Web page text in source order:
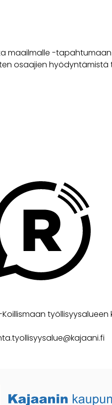
maailmalle -tapahtumaan
osaajien hyödyntämistä
työllisyysalueen